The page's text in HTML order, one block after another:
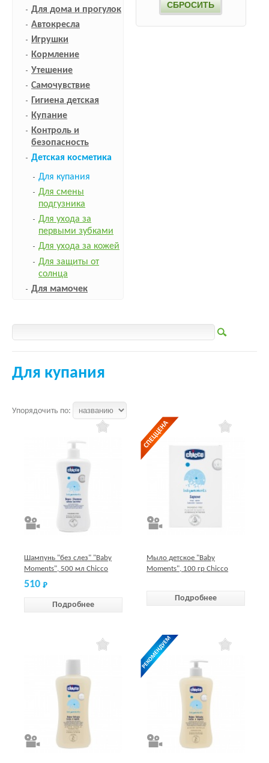
Для дома и прогулок
Автокресла
Игрушки
Кормление
Утешение
Самочувствие
Гигиена детская
Купание
Контроль и
безопасность
Детская косметика
Для купания
Для смены
подгузника
Для ухода за
первыми зубками
Для ухода за кожей
Для защиты от
солнца
Для мамочек
Для купания
Упорядочить по:
Шампунь "без слез" "Baby
Moments", 500 мл Chicco
510
Подробнее
Мыло детское "Baby
Moments", 100 гр Chicco
Подробнее